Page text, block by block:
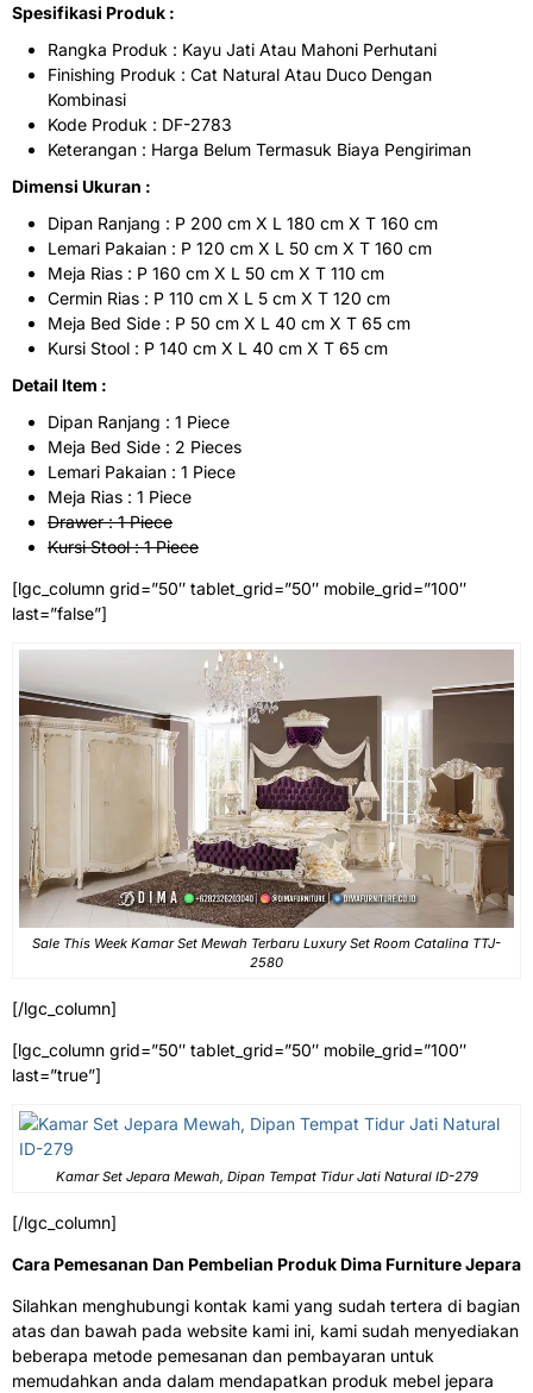
Spesifikasi Produk :
Rangka Produk : Kayu Jati Atau Mahoni Perhutani
Finishing Produk : Cat Natural Atau Duco Dengan
Kombinasi
Kode Produk : DF-2783
Keterangan : Harga Belum Termasuk Biaya Pengiriman
Dimensi Ukuran :
Dipan Ranjang : P 200 cm X L 180 cm X T 160 cm
Lemari Pakaian : P 120 cm X L 50 cm X T 160 cm
Meja Rias : P 160 cm X L 50 cm X T 110 cm
Cermin Rias : P 110 cm X L 5 cm X T 120 cm
Meja Bed Side : P 50 cm X L 40 cm X T 65 cm
Kursi Stool : P 140 cm X L 40 cm X T 65 cm
Detail Item :
Dipan Ranjang : 1 Piece
Meja Bed Side : 2 Pieces
Lemari Pakaian : 1 Piece
Meja Rias : 1 Piece
Drawer : 1 Piece
Kursi Stool : 1 Piece
[lgc_column grid=”50″ tablet_grid=”50″ mobile_grid=”100″
last=”false”]
Sale This Week Kamar Set Mewah Terbaru Luxury Set Room Catalina TTJ-
2580
[/lgc_column]
[lgc_column grid=”50″ tablet_grid=”50″ mobile_grid=”100″
last=”true”]
Kamar Set Jepara Mewah, Dipan Tempat Tidur Jati Natural ID-279
[/lgc_column]
Cara Pemesanan Dan Pembelian Produk Dima Furniture Jepara
Silahkan menghubungi kontak kami yang sudah tertera di bagian
atas dan bawah pada website kami ini, kami sudah menyediakan
beberapa metode pemesanan dan pembayaran untuk
memudahkan anda dalam mendapatkan produk mebel jepara